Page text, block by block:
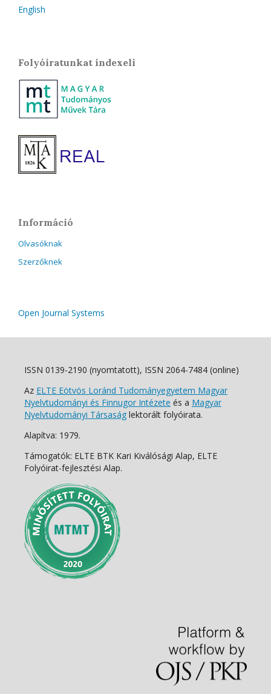
English
Folyóiratunkat indexeli
Információ
Olvasóknak
Szerzőknek
Open Journal Systems
ISSN 0139-2190 (nyomtatott), ISSN 2064-7484 (online)
Az ELTE Eötvös Loránd Tudományegyetem Magyar
Nyelvtudományi és Finnugor Intézete és a Magyar
Nyelvtudományi Társaság lektorált folyóirata.
Alapítva: 1979.
Támogatók: ELTE BTK Kari Kiválósági Alap, ELTE
Folyóirat-fejlesztési Alap.